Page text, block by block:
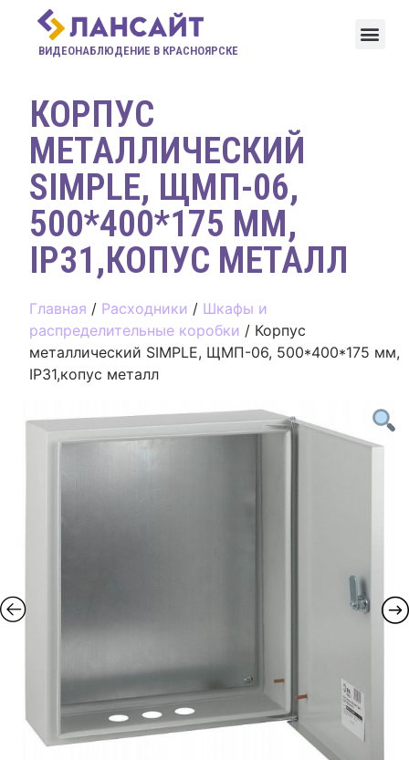
ВИДЕОНАБЛЮДЕНИЕ В КРАСНОЯРСКЕ
КОРПУС
МЕТАЛЛИЧЕСКИЙ
SIMPLE, ЩМП-06,
500*400*175 ММ,
IP31,КОПУС МЕТАЛЛ
Главная / Расходники / Шкафы и
распределительные коробки / Корпус
металлический SIMPLE, ЩМП-06, 500*400*175 мм,
IP31,копус металл